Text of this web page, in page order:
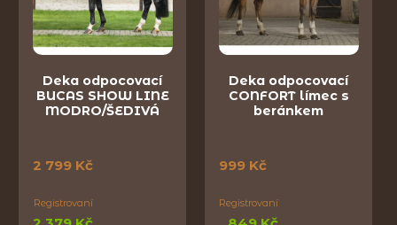
Deka odpocovací
BUCAS SHOW LINE
MODRO/ŠEDIVÁ
2 799 Kč
Registrovaní
Deka odpocovací
CONFORT límec s
beránkem
999 Kč
Registrovaní